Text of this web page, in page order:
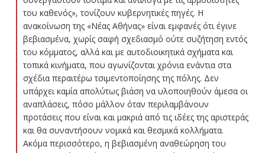
του καθενός», τονίζουν κυβερνητικές πηγές. Η
ανακοίνωση της «Νέας Αθήνας» είναι εμφανές ότι έγινε
βεβιασμένα, χωρίς σαφή σχεδιασμό ούτε συζήτηση εντός
του κόμματος, αλλά και με αυτοδιοικητικά σχήματα και
τοπικά κινήματα, που αγωνίζονται χρόνια ενάντια στα
σχέδια περαιτέρω τσιμεντοποίησης της πόλης. Δεν
υπάρχει καμία απολύτως βιάση να υλοποιηθούν άμεσα οι
αναπλάσεις, πόσο μάλλον όταν περιλαμβάνουν
προτάσεις που είναι και μακριά από τις ιδέες της αριστεράς
και θα συναντήσουν νομικά και θεσμικά κολλήματα.
Ακόμα περισσότερο, η βεβιασμένη αναθεώρηση του